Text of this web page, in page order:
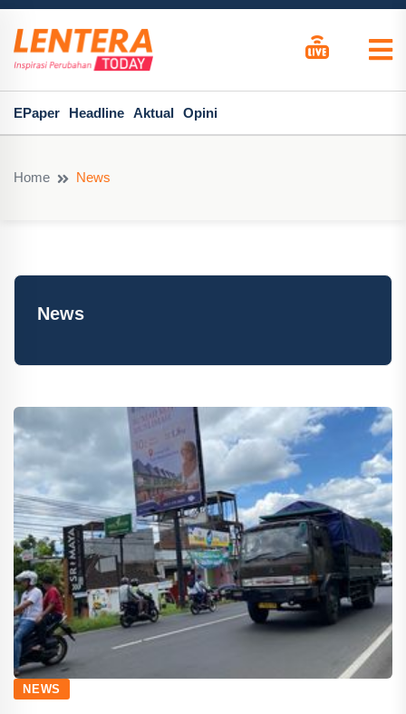
EPaper Headline Aktual Opini
Home News
News
NEWS